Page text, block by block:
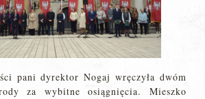
pani dyrektor Nogaj wręczyła dwóm
za wybitne osiągnięcia. Mieszko